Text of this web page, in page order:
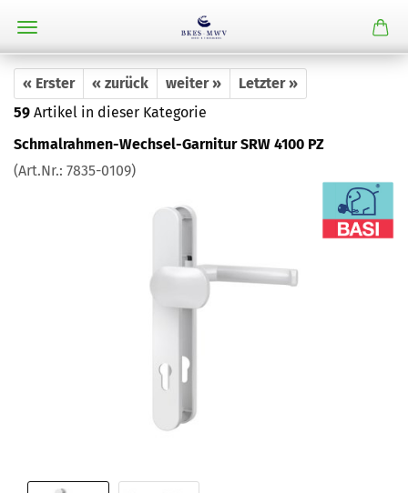
« Erster « zurück weiter »
Letzter »
59 Artikel in dieser Kategorie
Schmalrahmen-Wechsel-Garnitur SRW 4100 PZ
(Art.Nr.: 7835-0109)